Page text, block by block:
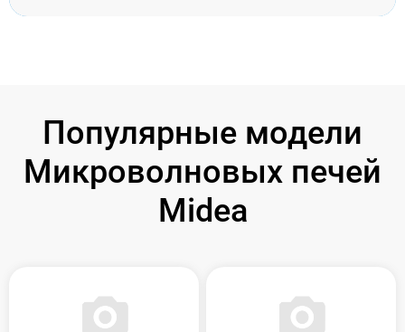
Популярные модели
Микроволновых печей
Midea